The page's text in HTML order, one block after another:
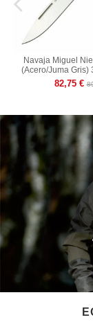
Navaja Miguel
(Acero/Juma Gris)
82,75 €